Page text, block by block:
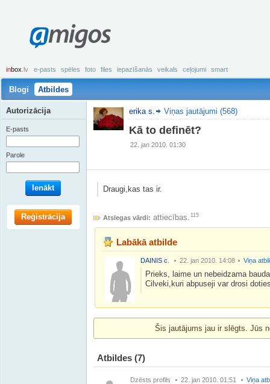
amigos
inbox .lv e-pasts spēles foto files iepazīšanās veikals ceļojumi smart
Blogi Atbildes
erika s. Viņas jautājumi (568)
Kā to definēt?
22. jan 2010. 01:30
Draugi,kas tas ir.
Atslegas vārdi: attiecības. 115
Labākā atbilde
DAINIS c. 22. jan 2010. 14:08 Viņa
Prieks, laime un nebeidzama
Cilveki,kuri abpuseji var drosi
Šis jautājums jau ir slēgts. Jūs
Atbildes (7)
Dzēsts profils 22. jan 2010. 01:51 Viņa
Autorizācija
E-pasts
Parole
Ienākt
Reģistrācija